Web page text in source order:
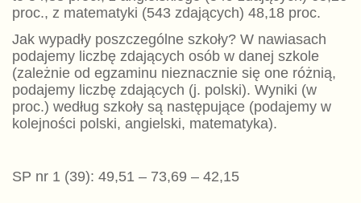
proc., z matematyki (543 zdających) 48,18 proc.
Jak wypadły poszczególne szkoły? W nawiasach
podajemy liczbę zdających osób w danej szkole
(zależnie od egzaminu nieznacznie się one różnią,
podajemy liczbę zdających (j. polski). Wyniki (w
proc.) według szkoły są następujące (podajemy w
kolejności polski, angielski, matematyka).
SP nr 1 (39): 49,51 – 73,69 – 42,15